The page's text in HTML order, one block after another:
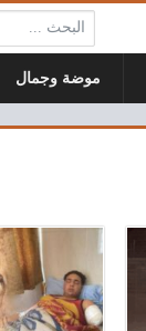
البحث:
موضة وجمال